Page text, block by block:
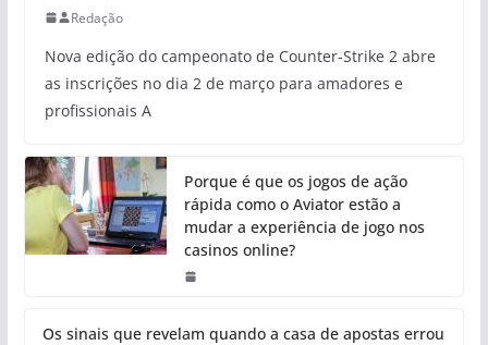
Redação
Nova edição do campeonato de Counter-Strike 2 abre
as inscrições no dia 2 de março para amadores e
profissionais A
Porque é que os jogos de ação
rápida como o Aviator estão a
mudar a experiência de jogo nos
casinos online?
Os sinais que revelam quando a casa de apostas errou